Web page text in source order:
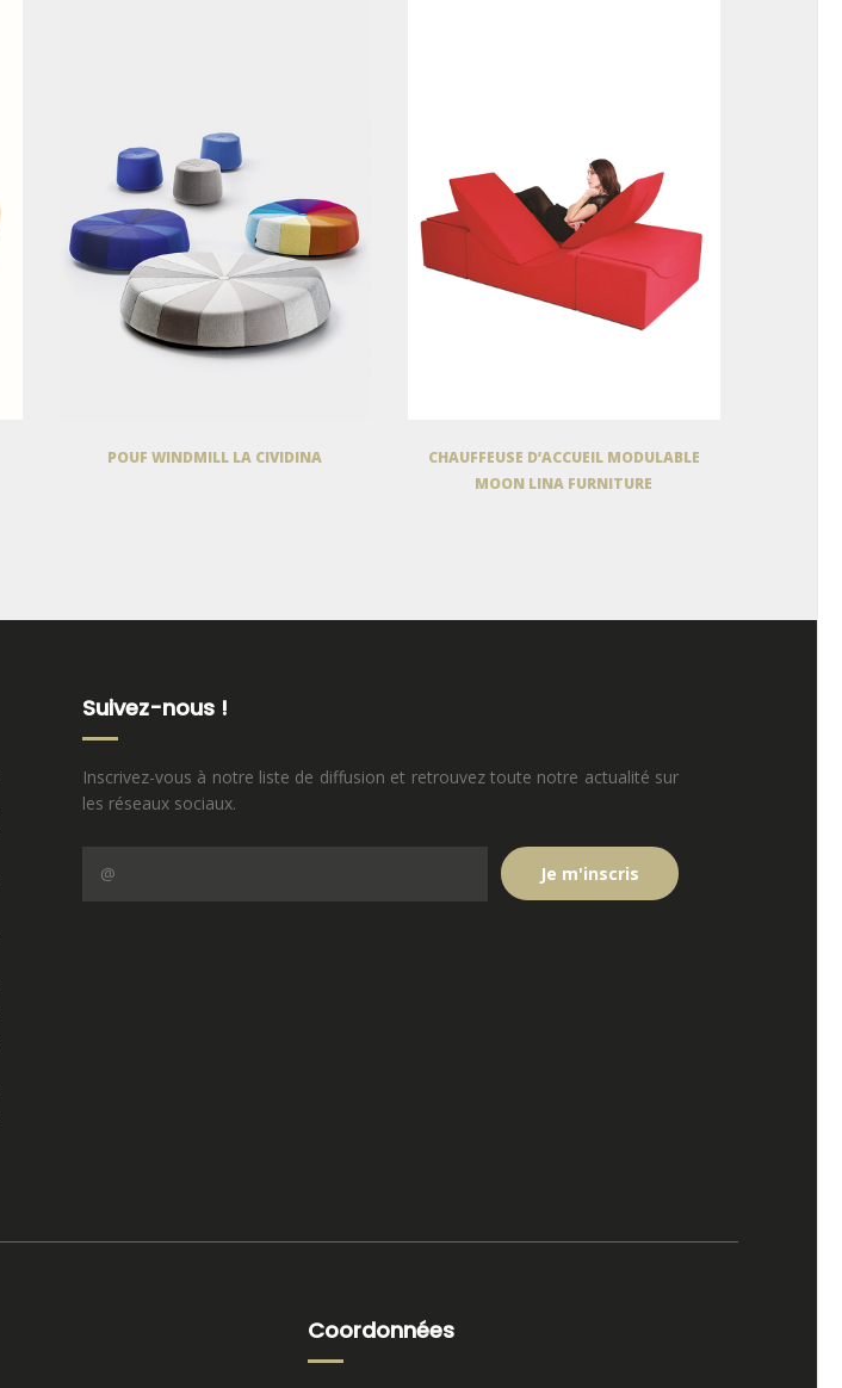
POUF WINDMILL LA CIVIDINA
CHAUFFEUSE D’ACCUEIL MODULABLE
MOON LINA FURNITURE
Suivez-nous !
Inscrivez-vous à notre liste de diffusion et retrouvez toute notre actualité sur
les réseaux sociaux.
Coordonnées